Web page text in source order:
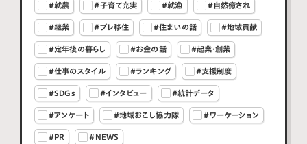
#就農 #子育て充実 #就漁 #自然癒され
#継業 #プレ移住 #住まいの話 #地域貢献
#定年後の暮らし #お金の話 #起業・創業
#仕事のスタイル #ランキング #支援制度
#SDGs #インタビュー #統計データ
#アンケート #地域おこし協力隊 #ワーケーション
#PR #NEWS